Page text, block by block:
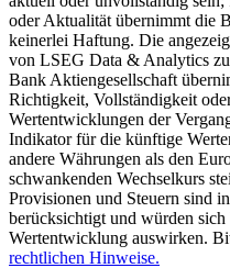
oder Aktualität übernimmt die
keinerlei Haftung. Die
von LSEG Data & Analytics
Bank Aktiengesellschaft
Richtigkeit, Vollständigkeit
Wertentwicklungen der
Indikator für die künftige
andere Währungen als den
schwankenden Wechselkurs
Provisionen und Steuern sind
berücksichtigt und würden
Wertentwicklung auswirken.
rechtlichen Hinweise.